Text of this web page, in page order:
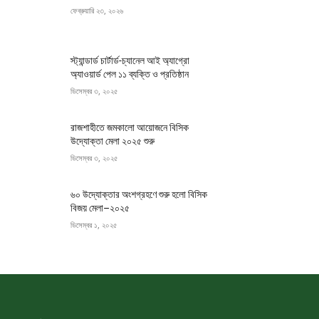
ফেব্রুয়ারি ২৩, ২০২৬
স্ট্যান্ডার্ড চার্টার্ড-চ্যানেল আই অ্যাগ্রো
অ্যাওয়ার্ড পেল ১১ ব্যক্তি ও প্রতিষ্ঠান
ডিসেম্বর ৩, ২০২৫
রাজশাহীতে জমকালো আয়োজনে বিসিক
উদ্যোক্তা মেলা ২০২৫ শুরু
ডিসেম্বর ৩, ২০২৫
৬০ উদ্যোক্তার অংশগ্রহণে শুরু হলো বিসিক
বিজয় মেলা–২০২৫
ডিসেম্বর ১, ২০২৫